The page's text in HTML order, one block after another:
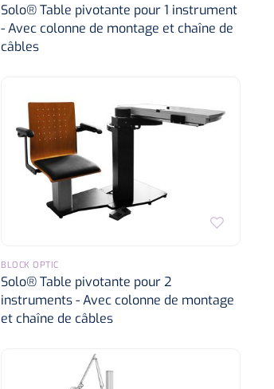
Solo® Table pivotante pour 1 instrument
- Avec colonne de montage et chaîne de
câbles
BLOCK OPTIC
Solo® Table pivotante pour 2
instruments - Avec colonne de montage
et chaîne de câbles